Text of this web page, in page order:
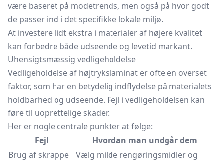
være baseret på modetrends, men også på hvor godt
de passer ind i det specifikke lokale miljø.
At investere lidt ekstra i materialer af højere kvalitet
kan forbedre både udseende og levetid markant.
Uhensigtsmæssig vedligeholdelse
Vedligeholdelse af højtrykslaminat er ofte en overset
faktor, som har en betydelig indflydelse på materialets
holdbarhed og udseende. Fejl i vedligeholdelsen kan
føre til uoprettelige skader.
Her er nogle centrale punkter at følge:
Fejl
Hvordan man undgår dem
Brug af skrappe
Vælg milde rengøringsmidler og